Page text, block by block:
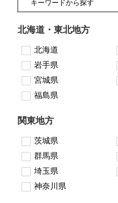
北海道・東北地方
北海道
岩手県
宮城県
福島県
関東地方
茨城県
群馬県
埼玉県
神奈川県